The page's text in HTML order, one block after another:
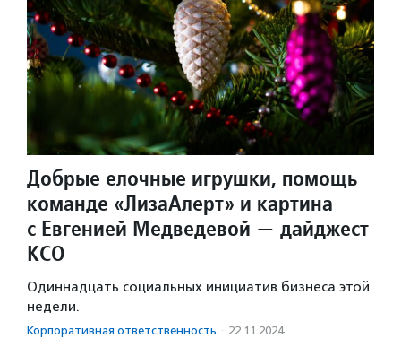
Добрые елочные игрушки, помощь
команде «ЛизаАлерт» и картина
с Евгенией Медведевой — дайджест
КСО
Одиннадцать социальных инициатив бизнеса этой
недели.
Корпоративная ответственность · 22.11.2024